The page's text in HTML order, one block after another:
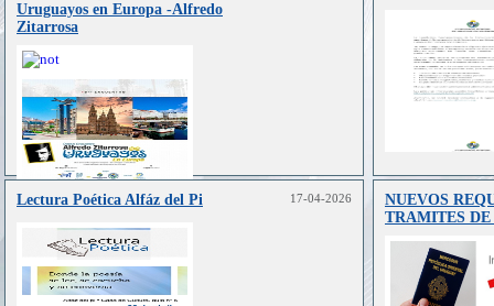
Uruguayos en Europa -Alfredo
Zitarrosa
Leer más..
Lectura Poética Alfáz del Pi 17-04-2026
NUEVOS
TRAMITES DE